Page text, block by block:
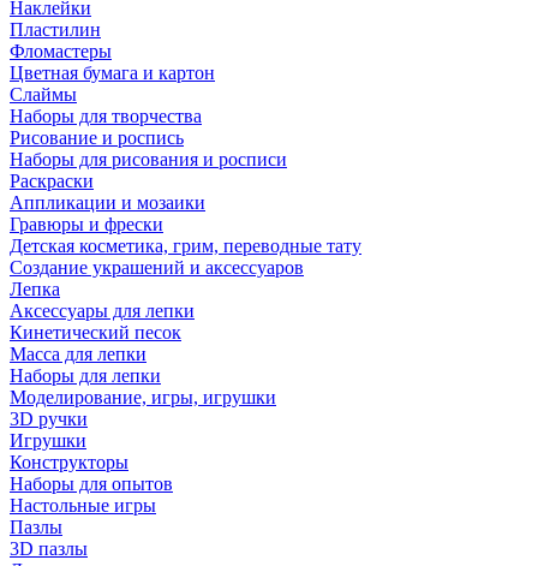
Наклейки
Пластилин
Фломастеры
Цветная бумага и картон
Слаймы
Наборы для творчества
Рисование и роспись
Наборы для рисования и росписи
Раскраски
Аппликации и мозаики
Гравюры и фрески
Детская косметика, грим, переводные тату
Создание украшений и аксессуаров
Лепка
Аксессуары для лепки
Кинетический песок
Масса для лепки
Наборы для лепки
Моделирование, игры, игрушки
3D ручки
Игрушки
Конструкторы
Наборы для опытов
Настольные игры
Пазлы
3D пазлы